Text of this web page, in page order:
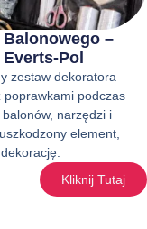
–
Pol
zestaw dekoratora
podczas
narzędzi i
element,
Kliknij Tutaj